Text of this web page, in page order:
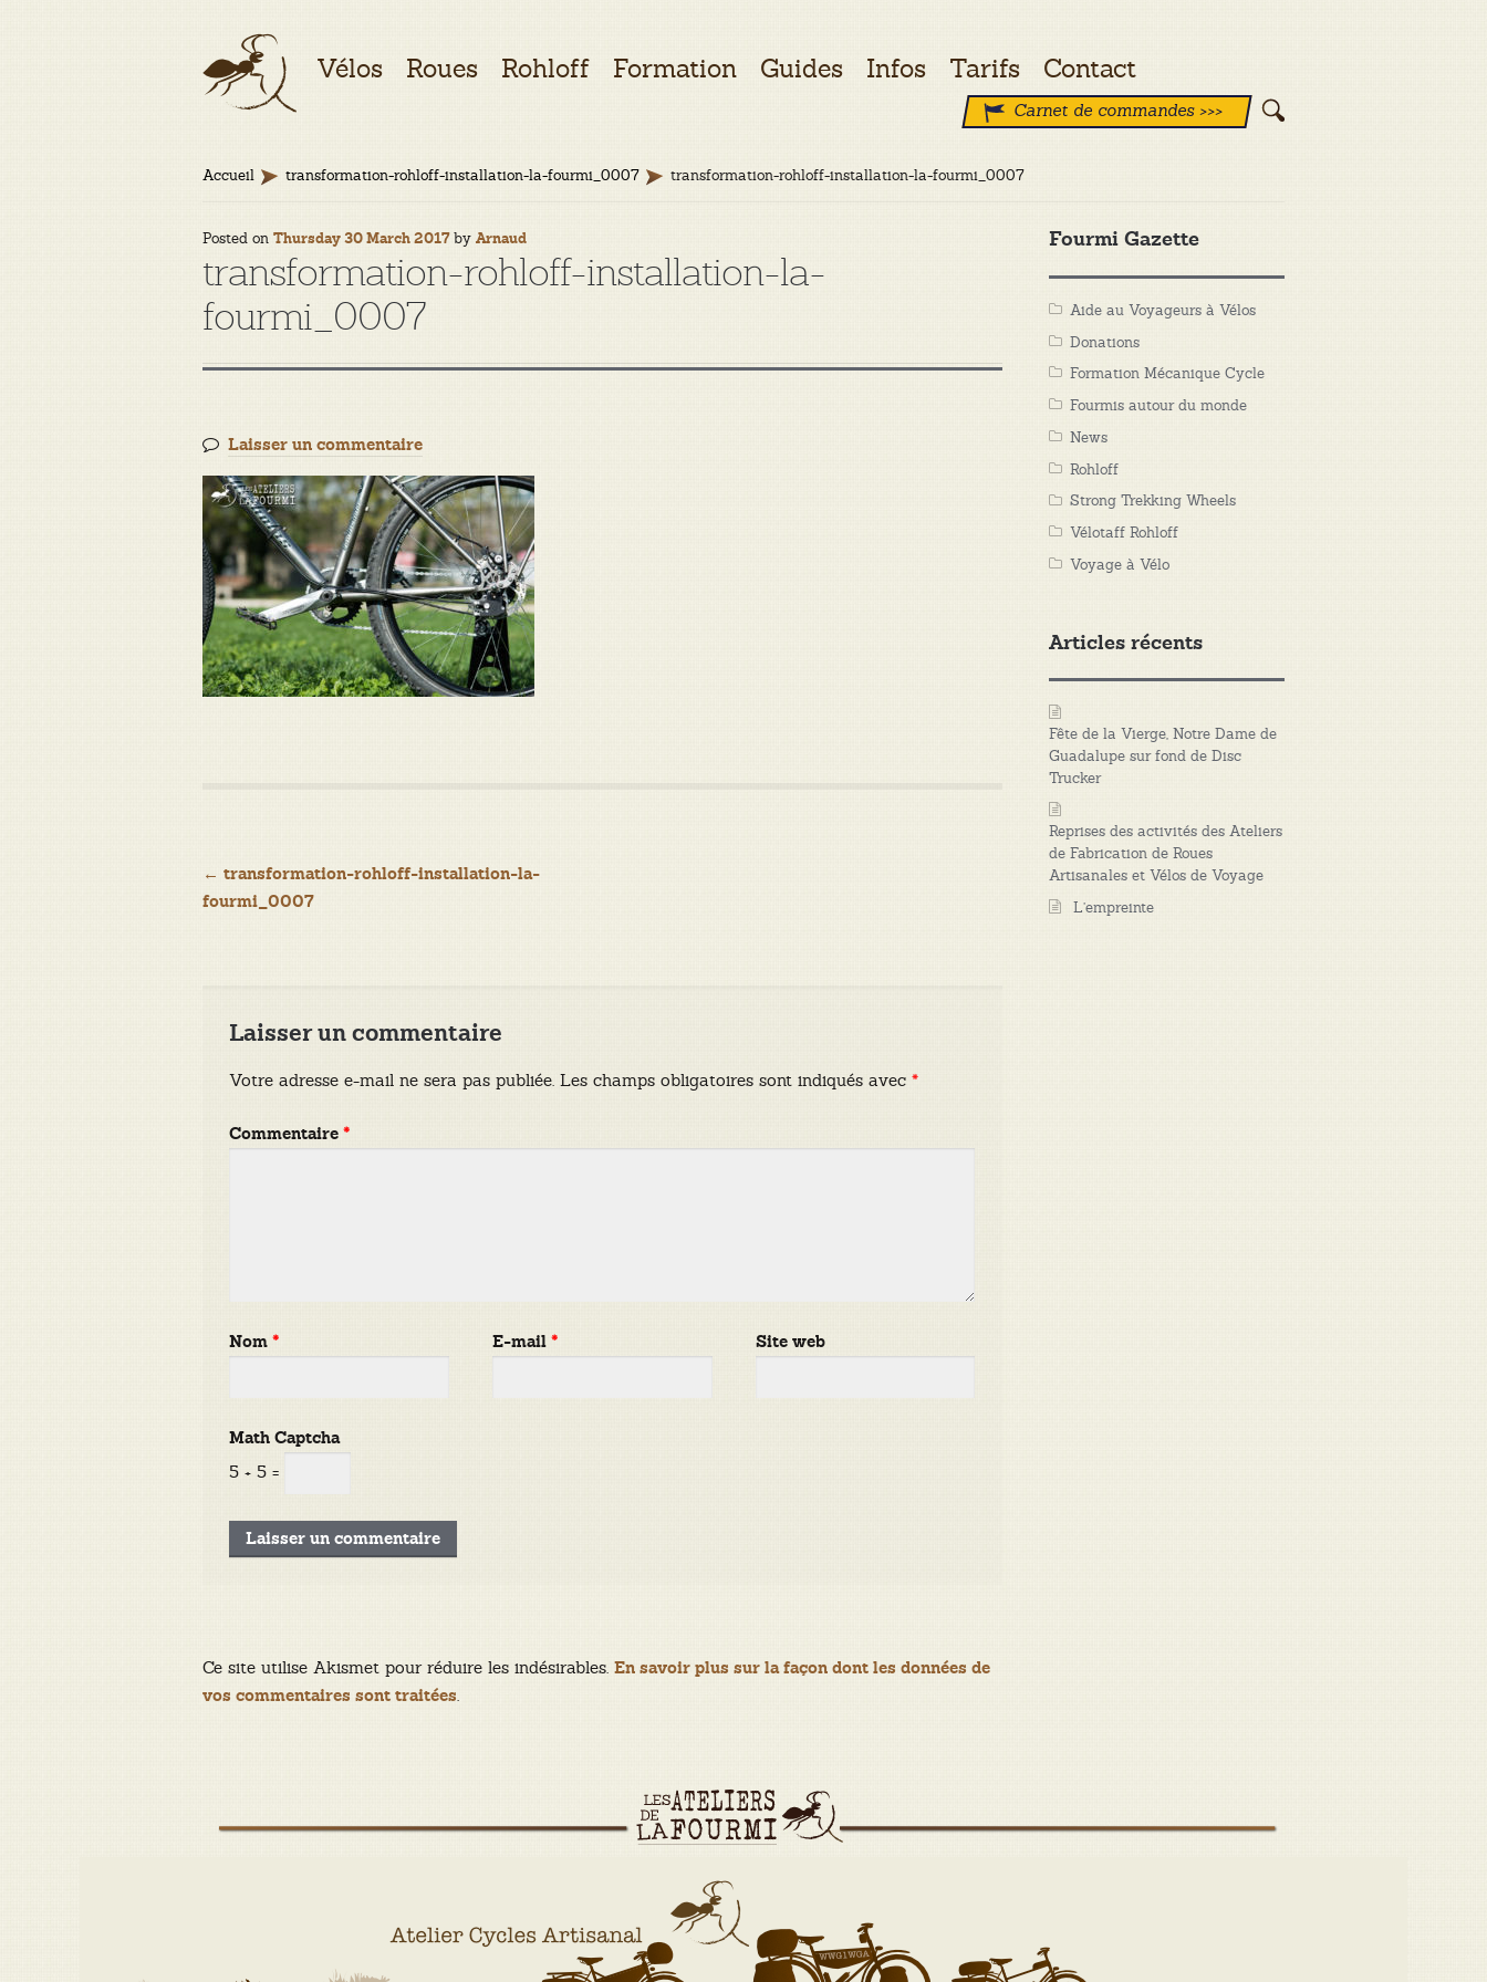
Aller
Aller
au
Vélos Roues Rohloff Formation Guides Infos Tarifs Contact
Carnet de commandes >>>
Accueil transformation-rohloff-installation-la-fourmi_0007 transformation-rohloff-installation-la-fourmi_0007
Posted onThursday 30 March 2017byArnaud
transformation-rohloff-installation-la-
fourmi_0007
Laisser un commentaire
Navigation
← transformation-rohloff-installation-la-
fourmi_0007
Laisser un commentaire
Votre adresse e-mail ne sera pas publiée. Les champs obligatoires sont indiqués avec*
Commentaire*
Nom* E-mail* Site web
Math Captcha
5 + 5 =
Ce site utilise Akismet pour réduire les indésirables.En savoir plus sur la façon dont les données de
vos commentaires sont traitées.
Fourmi Gazette
Aide au Voyageurs à Vélos
Donations
Formation Mécanique Cycle
Fourmis autour du monde
News
Rohloff
Strong Trekking Wheels
Vélotaff Rohloff
Voyage à Vélo
Articles récents
Fête de la Vierge, Notre Dame de
Guadalupe sur fond de Disc
Trucker
Reprises des activités des Ateliers
de Fabrication de Roues
Artisanales et Vélos de Voyage
L’empreinte